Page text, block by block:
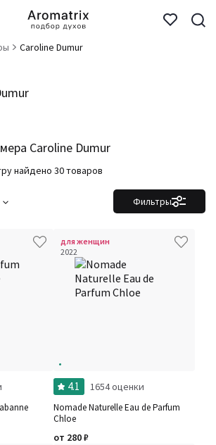
Caroline Dumur
Caroline Dumur
найдено 30 товаров
Фильтры
для женщин
2022
4.1 1654 оценки
Nomade Naturelle Eau de Parfum
Chloe
от 280₽